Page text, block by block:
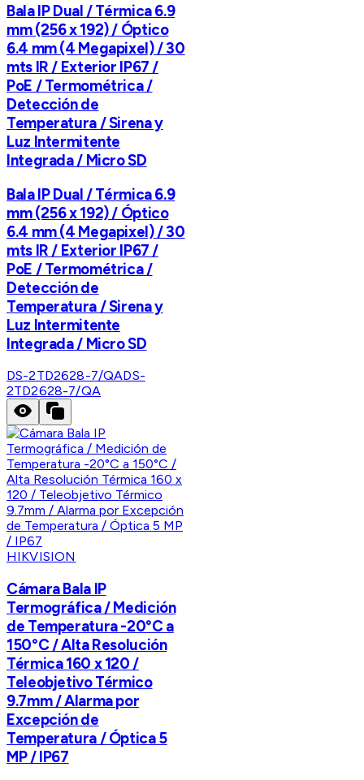
Bala IP Dual / Térmica 6.9
mm (256 x 192) / Óptico
6.4 mm (4 Megapixel) / 30
mts IR / Exterior IP67 /
PoE / Termométrica /
Detección de
Temperatura / Sirena y
Luz Intermitente
Integrada / Micro SD
Bala IP Dual / Térmica 6.9
mm (256 x 192) / Óptico
6.4 mm (4 Megapixel) / 30
mts IR / Exterior IP67 /
PoE / Termométrica /
Detección de
Temperatura / Sirena y
Luz Intermitente
Integrada / Micro SD
DS-2TD2628-7/QADS-
2TD2628-7/QA
HIKVISION
Cámara Bala IP
Termográfica / Medición
de Temperatura -20°C a
150°C / Alta Resolución
Térmica 160 x 120 /
Teleobjetivo Térmico
9.7mm / Alarma por
Excepción de
Temperatura / Óptica 5
MP / IP67